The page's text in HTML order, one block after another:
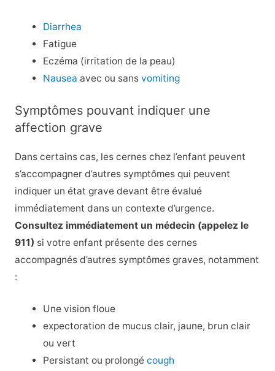
Diarrhea
Fatigue
Eczéma (irritation de la peau)
Nausea avec ou sansvomiting
Symptômes pouvant indiquer une
affection grave
Dans certains cas, les cernes chez l’enfant peuvent
s’accompagner d’autres symptômes qui peuvent
indiquer un état grave devant être évalué
immédiatement dans un contexte d’urgence.
Consultez immédiatement un médecin (appelez le
911) si votre enfant présente des cernes
accompagnés d’autres symptômes graves, notamment
:
Une vision floue
expectoration de mucus clair, jaune, brun clair
ou vert
Persistant ou prolongécough